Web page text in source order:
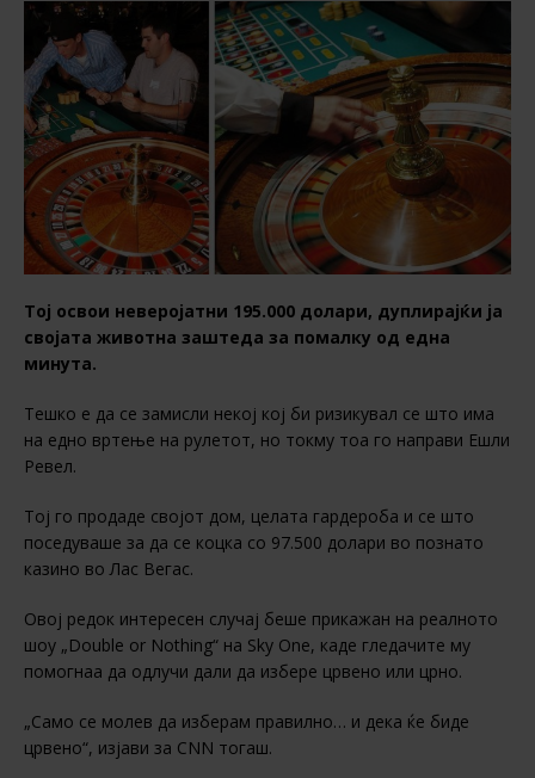
Тој освои неверојатни 195.000 долари, дуплирајќи ја
својата животна заштеда за помалку од една
минута.
Тешко е да се замисли некој кој би ризикувал се што има
на едно вртење на рулетот, но токму тоа го направи Ешли
Ревел.
Тој го продаде својот дом, целата гардероба и се што
поседуваше за да се коцка со 97.500 долари во познато
казино во Лас Вегас.
Овој редок интересен случај беше прикажан на реалното
шоу „Double or Nothing“ на Sky One, каде гледачите му
помогнаа да одлучи дали да избере црвено или црно.
„Само се молев да изберам правилно… и дека ќе биде
црвено“, изјави за CNN тогаш.